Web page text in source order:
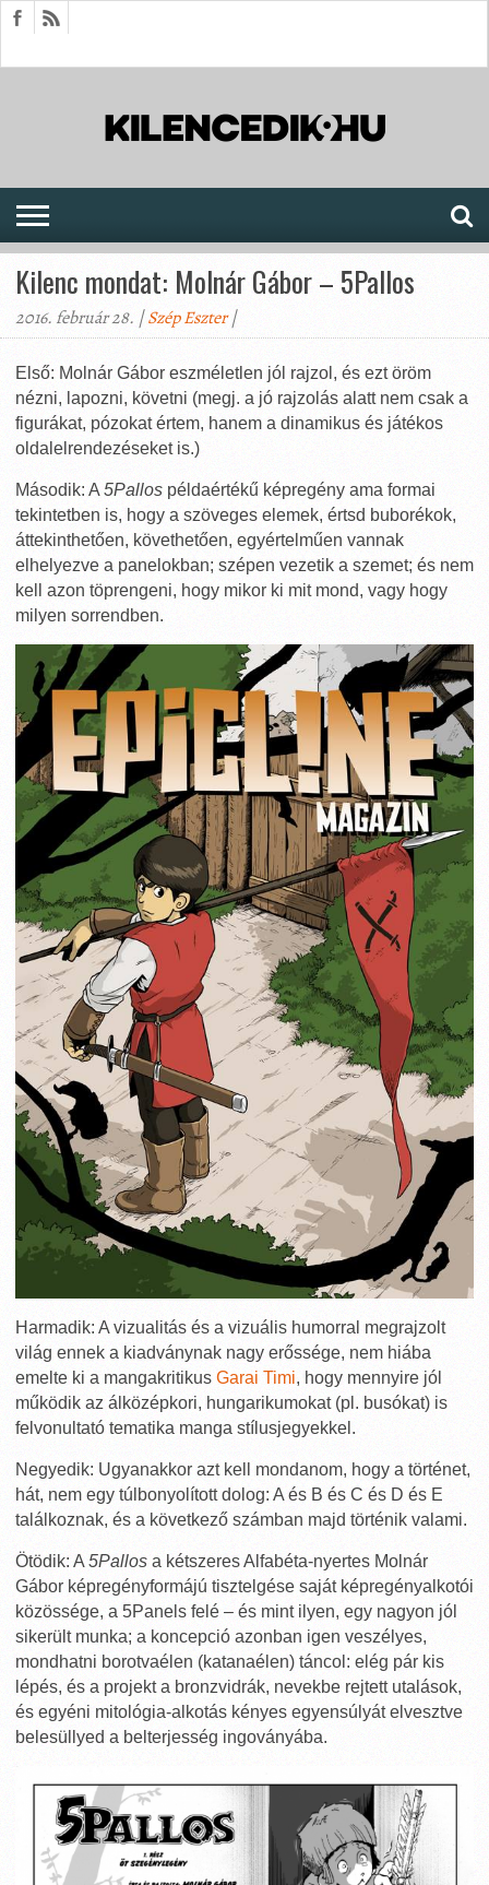
Kilenc mondat: Molnár Gábor – 5Pallos
2016. február 28. |Szép Eszter|
Első: Molnár Gábor eszméletlen jól rajzol, és ezt öröm
nézni, lapozni, követni (megj. a jó rajzolás alatt nem csak a
figurákat, pózokat értem, hanem a dinamikus és játékos
oldalelrendezéseket is.)
Második: A5Pallos példaértékű képregény ama formai
tekintetben is, hogy a szöveges elemek, értsd buborékok,
áttekinthetően, követhetően, egyértelműen vannak
elhelyezve a panelokban; szépen vezetik a szemet; és nem
kell azon töprengeni, hogy mikor ki mit mond, vagy hogy
milyen sorrendben.
Harmadik: A vizualitás és a vizuális humorral megrajzolt
világ ennek a kiadványnak nagy erőssége, nem hiába
emelte ki a mangakritikus Garai Timi, hogy mennyire jól
működik az álközépkori, hungarikumokat (pl. busókat) is
felvonultató tematika manga stílusjegyekkel.
Negyedik: Ugyanakkor azt kell mondanom, hogy a történet,
hát, nem egy túlbonyolított dolog: A és B és C és D és E
találkoznak, és a következő számban majd történik valami.
Ötödik: A5Pallos a kétszeres Alfabéta-nyertes Molnár
Gábor képregényformájú tisztelgése saját képregényalkotói
közössége, a 5Panels felé – és mint ilyen, egy nagyon jól
sikerült munka; a koncepció azonban igen veszélyes,
mondhatni borotvaélen (katanaélen) táncol: elég pár kis
lépés, és a projekt a bronzvidrák, nevekbe rejtett utalások,
és egyéni mitológia-alkotás kényes egyensúlyát elvesztve
belesüllyed a belterjesség ingoványába.